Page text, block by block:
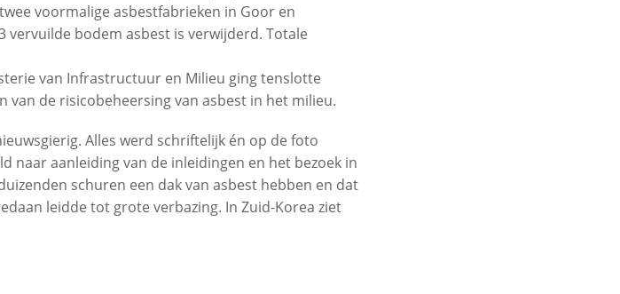
voormalige asbestfabrieken in Goor en
vervuilde bodem asbest is verwijderd. Totale
van Infrastructuur en Milieu ging tenslotte
de risicobeheersing van asbest in het milieu.
Alles werd schriftelijk én op de foto
naar aanleiding van de inleidingen en het bezoek in
schuren een dak van asbest hebben en dat
leidde tot grote verbazing. In Zuid-Korea ziet